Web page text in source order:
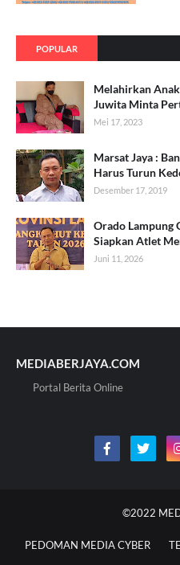
POPULAR
Melahirkan
Juwita Minta
Mei 17, 2023
Marsat Jaya :
Harus Turun
Desember 17, 2019
Orado Lampung
Siapkan Atlet
Juni 11, 2026
MEDIABERJAYA.COM
Portal Berita Online
©2022
PEDOMAN MEDIA CYBER